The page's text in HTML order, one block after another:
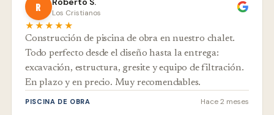
R Los Cristianos
★★★★★
Construcción de piscina de obra en nuestro chalet.
Todo perfecto desde el diseño hasta la entrega:
excavación, estructura, gresite y equipo de filtración.
En plazo y en precio. Muy recomendables.
PISCINA DE OBRA Hace 2 meses